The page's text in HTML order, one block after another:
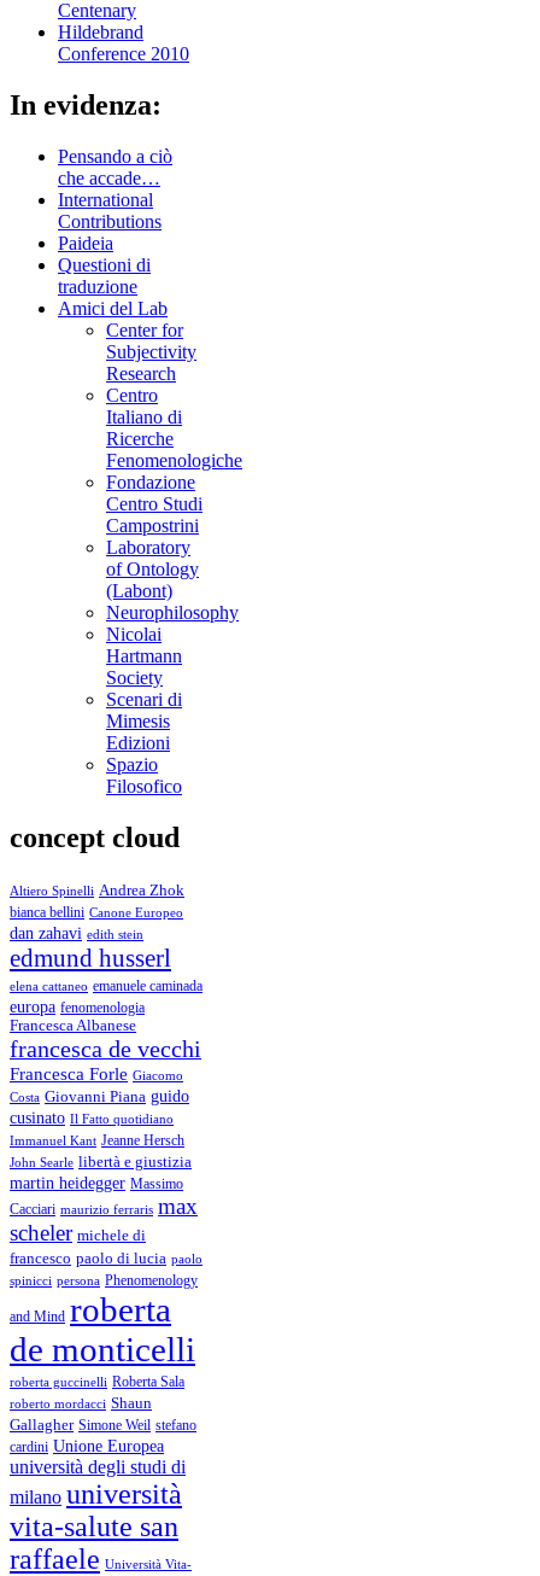
Centenary
Hildebrand
Conference 2010
In evidenza:
Pensando a ciò
che accade…
International
Contributions
Paideia
Questioni di
traduzione
Amici del Lab
Center for
Subjectivity
Research
Centro
Italiano di
Ricerche
Fenomenologiche
Fondazione
Centro Studi
Campostrini
Laboratory
of Ontology
(Labont)
Neurophilosophy
Nicolai
Hartmann
Society
Scenari di
Mimesis
Edizioni
Spazio
Filosofico
concept cloud
Altiero Spinelli Andrea Zhok
bianca bellini Canone Europeo
dan zahavi edith stein
edmund husserl
elena cattaneo emanuele caminada
europa fenomenologia
Francesca Albanese
francesca de vecchi
Francesca Forle Giacomo
Costa Giovanni Piana guido
cusinato Il Fatto quotidiano
Immanuel Kant Jeanne Hersch
John Searle libertà e giustizia
martin heidegger Massimo
Cacciari maurizio ferraris max
scheler michele di
francesco paolo di lucia paolo
spinicci persona Phenomenology
and Mind roberta
de monticelli
roberta guccinelli Roberta Sala
roberto mordacci Shaun
Gallagher Simone Weil stefano
cardini Unione Europea
università degli studi di
milano università
vita-salute san
raffaele Università Vita-